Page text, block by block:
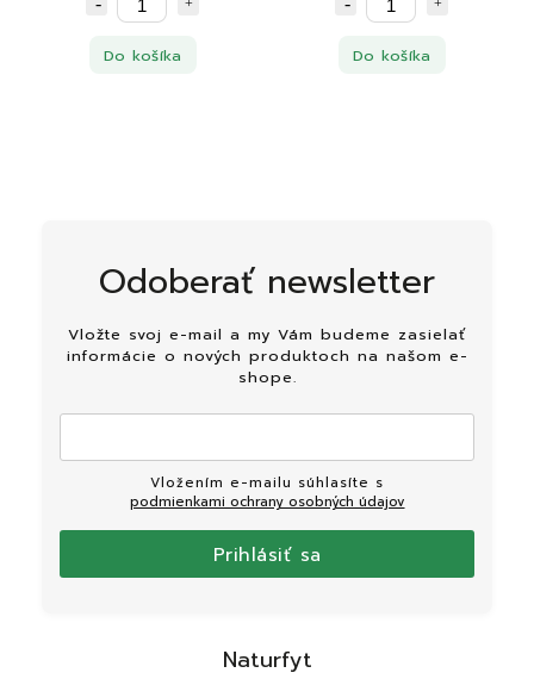
Do košíka Do košíka
Odoberať newsletter
Vložte svoj e-mail a my Vám budeme zasielať
informácie o nových produktoch na našom e-
shope.
podmienkami ochrany osobných údajov
Prihlásiť sa
Naturfyt